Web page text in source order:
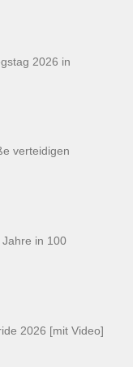
2026 in
verteidigen
in 100
2026 [mit Video]